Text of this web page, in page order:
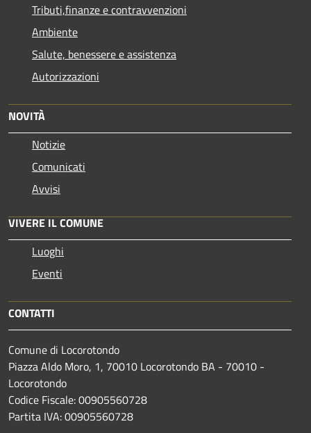
Tributi,finanze e contravvenzioni
Ambiente
Salute, benessere e assistenza
Autorizzazioni
NOVITÀ
Notizie
Comunicati
Avvisi
VIVERE IL COMUNE
Luoghi
Eventi
CONTATTI
Comune di Locorotondo
Piazza Aldo Moro, 1, 70010 Locorotondo BA - 70010 -
Locorotondo
Codice Fiscale: 00905560728
Partita IVA: 00905560728